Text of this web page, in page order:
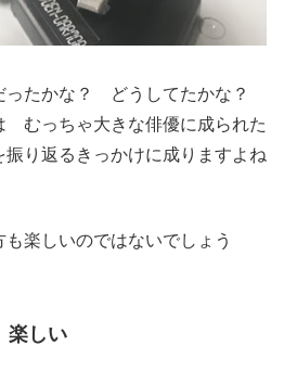
ったかな？ どうしてたかな？
むっちゃ大きな俳優に成られた
返るきっかけに成りますよね
楽しいのではないでしょう
しい